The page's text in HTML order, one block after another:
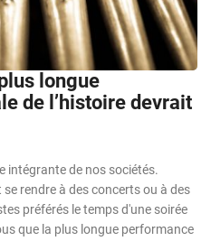
longue
de l’histoire devrait
intégrante de nos sociétés.
rendre à des concerts ou à des
préférés le temps d'une soirée
que la plus longue performance